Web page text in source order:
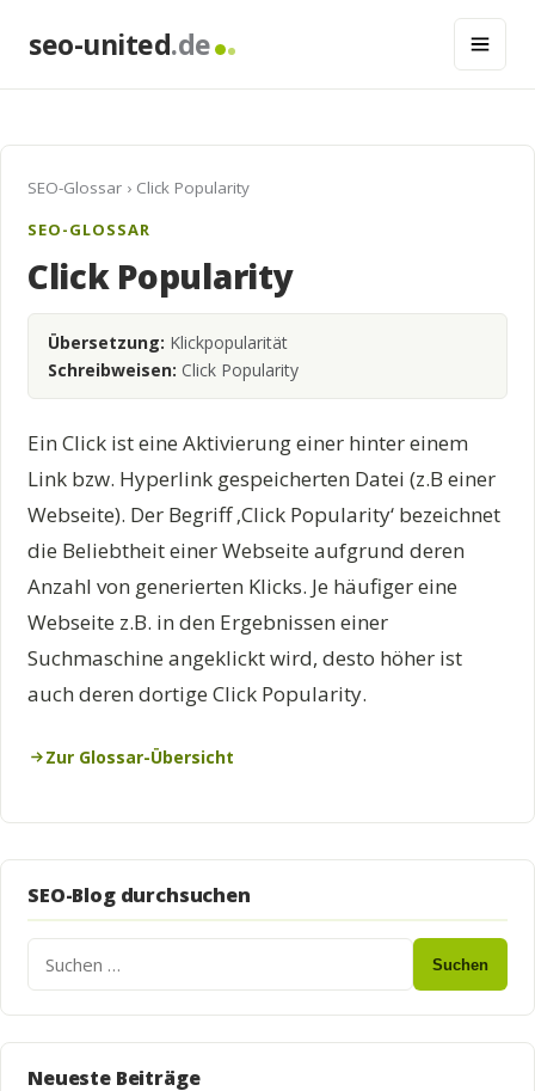
seo-united.de
SEO-Glossar › Click Popularity
SEO-GLOSSAR
Click Popularity
Übersetzung: Klickpopularität
Schreibweisen: Click Popularity
Ein Click ist eine Aktivierung einer hinter einem
Link bzw. Hyperlink gespeicherten Datei (z.B einer
Webseite). Der Begriff ‚Click Popularity‘ bezeichnet
die Beliebtheit einer Webseite aufgrund deren
Anzahl von generierten Klicks. Je häufiger eine
Webseite z.B. in den Ergebnissen einer
Suchmaschine angeklickt wird, desto höher ist
auch deren dortige Click Popularity.
Zur Glossar-Übersicht
SEO-Blog durchsuchen
Suchen
Neueste Beiträge